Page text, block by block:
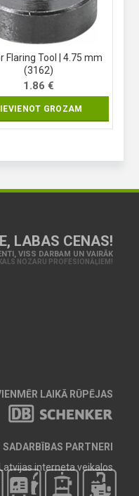
Flaring Tool | 4.75 mm
(3162)
1.86 €
GROZAM
LABAS CENAS!
VISS DARBAM UN VAIRĀK
NOZARU PROFESIONĀĻIEM!
LAIKĀ RŪPĒJAS
SADARBĪBAS PARTNERI